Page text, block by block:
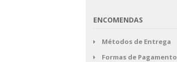
ENCOMENDAS
Métodos de Entrega
Formas de Pagamento